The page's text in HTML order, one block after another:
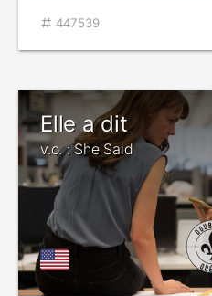
447539
Elle a dit
v.o. : She Said